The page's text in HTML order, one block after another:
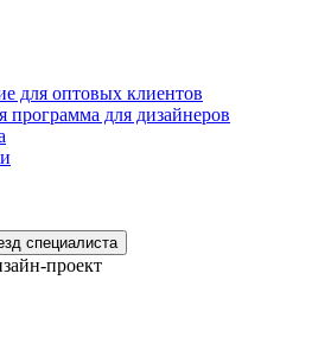
для оптовых клиентов
программа для дизайнеров
специалиста
проект